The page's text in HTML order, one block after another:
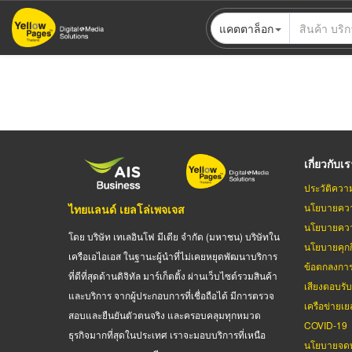
ข้าม
ไป
แคตตาล็อก
ไทยแลนด์ เยลโล่เพจเจส
โดย บริษัท เทเลอินโฟ มีเดีย จำกัด (มหาชน) บริษัทใน
เครือเอไอเอส ในฐานะผู้นำที่ไม่เคยหยุดพัฒนาบริการ
ที่ดีที่สุดด้านดิจิทัล มาร์เก็ตติ้ง ผ่านเว็บไซต์รวมสินค้า
และบริการ จากผู้ประกอบการที่เชื่อถือได้ มีการตรวจ
สอบและยืนยันตัวตนจริง และครอบคลุมทุกหมวด
ธุรกิจมากที่สุดในประเทศ เราจะมอบบริการที่เหนือ
เกี่ยวกับเ
ประวัติควา
นโยบายค
นโยบายคว
นโยบายคุก
ข้อตกลงกา
เสียงตอบ
เครือข่ายเ
COVID-19
นโยบายจด